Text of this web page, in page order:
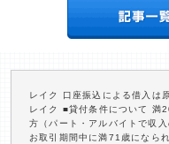
レイク 口座振込による借入は
レイク ■貸付条件について 満
方（パート・アルバイトで収
お取引期間中に満71歳になら